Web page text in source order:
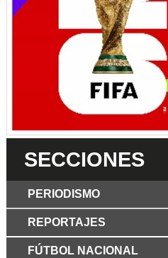
SECCIONES
PERIODISMO
Los Periodist@s
El silencio del poder.
REPORTAJES
FÚTBOL NACIONAL